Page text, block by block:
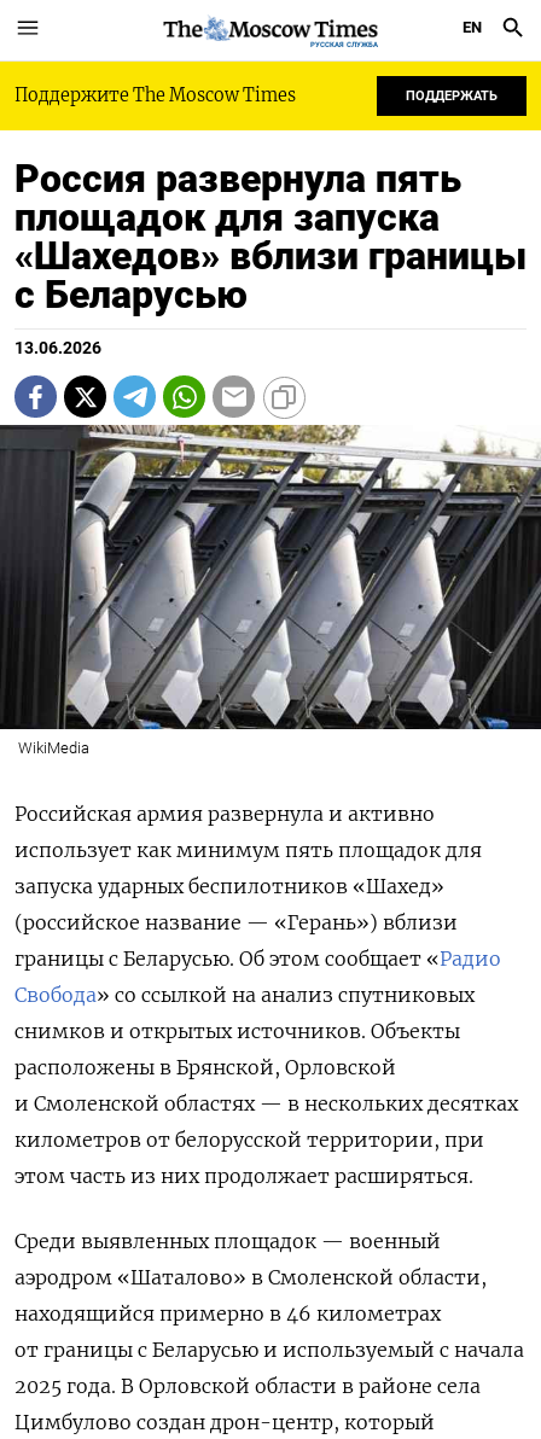
РУССКАЯ СЛУЖБА
EN
Поддержите The Moscow Times ПОДДЕРЖАТЬ
Россия развернула пять
площадок для запуска
«Шахедов» вблизи границы
с Беларусью
13.06.2026
WikiMedia
Российская армия развернула и активно
использует как минимум пять площадок для
запуска ударных беспилотников «Шахед»
(российское название — «Герань») вблизи
границы с Беларусью. Об этом сообщает «Радио
Свобода» со ссылкой на анализ спутниковых
снимков и открытых источников. Объекты
расположены в Брянской, Орловской
и Смоленской областях — в нескольких десятках
километров от белорусской территории, при
этом часть из них продолжает расширяться.
Среди выявленных площадок — военный
аэродром «Шаталово» в Смоленской области,
находящийся примерно в 46 километрах
от границы с Беларусью и используемый с начала
2025 года. В Орловской области в районе села
Цимбулово создан дрон-центр, который